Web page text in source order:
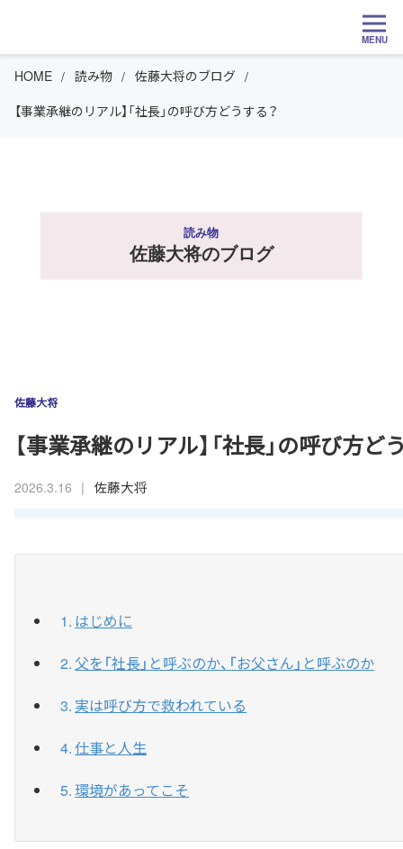
MENU
HOME 読み物
佐藤大将のブログ
【事業承継のリアル】「社長」の呼び方どうする？
読み物
佐藤大将のブログ
佐藤大将
【事業承継のリアル】「社長」の呼び方ど
2026.3.16 | 佐藤大将
はじめに
父を「社長」と呼ぶのか、「お父さん」と呼ぶのか
実は呼び方で救われている
仕事と人生
環境があってこそ